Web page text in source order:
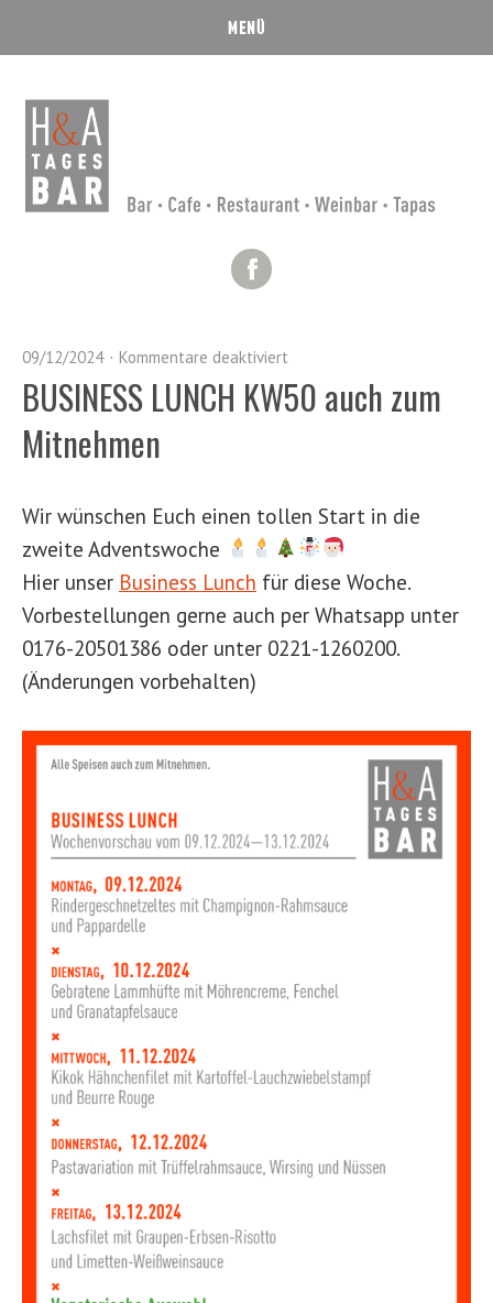
Facebook
09/12/2024 Kommentare deaktiviert
BUSINESS LUNCH KW50 auch zum
Mitnehmen
Wir wünschen Euch einen tollen Start in die
zweite Adventswoche
Hier unser Business Lunch für diese Woche.
Vorbestellungen gerne auch per Whatsapp unter
0176-20501386 oder unter 0221-1260200.
(Änderungen vorbehalten)